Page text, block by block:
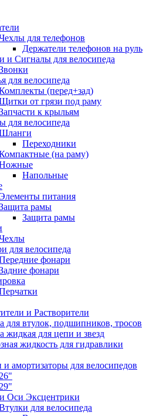
для телефонов
Держатели телефонов на руль
и Сигналы для велосипеда
для велосипеда
(перед+зад)
от грязи под раму
к крыльям
для велосипеда
Переходники
(на раму)
Напольные
питания
рамы
Защита рамы
для велосипеда
фонари
фонари
и Растворители
для втулок, подшипников, тросов
жидкая для цепи и звезд
жидкость для гидравлики
амортизаторы для велосипедов
26"
29"
Оси Эксцентрики
для велосипеда